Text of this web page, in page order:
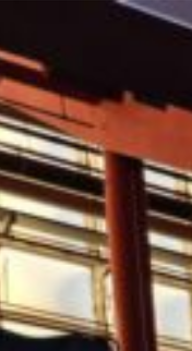
erwartete
Es ist
das…